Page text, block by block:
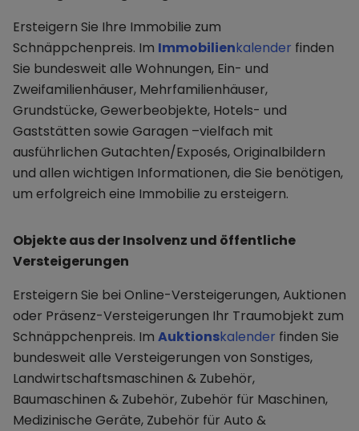
Ersteigern Sie Ihre Immobilie zum
Schnäppchenpreis. Im Immobilienkalender finden
Sie bundesweit alle Wohnungen, Ein- und
Zweifamilienhäuser, Mehrfamilienhäuser,
Grundstücke, Gewerbeobjekte, Hotels- und
Gaststätten sowie Garagen –vielfach mit
ausführlichen Gutachten/Exposés, Originalbildern
und allen wichtigen Informationen, die Sie benötigen,
um erfolgreich eine Immobilie zu ersteigern.
Objekte aus der Insolvenz und öffentliche
Versteigerungen
Ersteigern Sie bei Online-Versteigerungen, Auktionen
oder Präsenz-Versteigerungen Ihr Traumobjekt zum
Schnäppchenpreis. Im Auktionskalender finden Sie
bundesweit alle Versteigerungen von Sonstiges,
Landwirtschaftsmaschinen & Zubehör,
Baumaschinen & Zubehör, Zubehör für Maschinen,
Medizinische Geräte, Zubehör für Auto &